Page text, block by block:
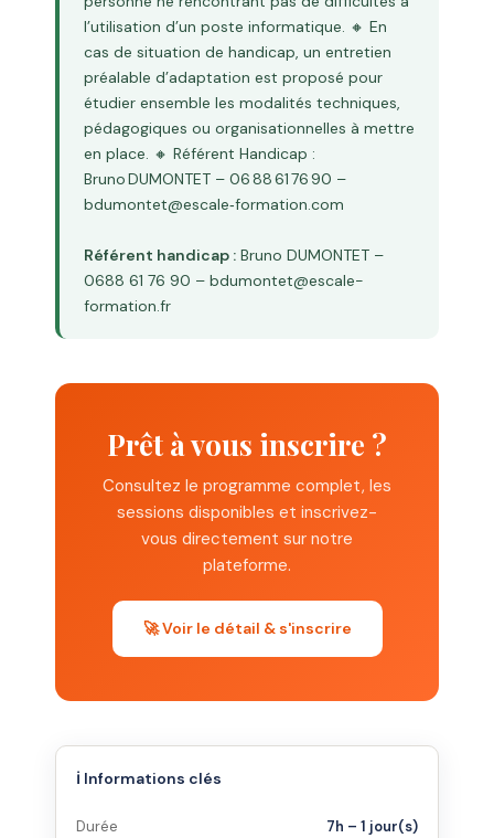
l’utilisation d’un poste informatique. 🔸 En
cas de situation de handicap, un entretien
préalable d’adaptation est proposé pour
étudier ensemble les modalités techniques,
pédagogiques ou organisationnelles à mettre
en place. 🔸 Référent Handicap :
Bruno DUMONTET – 06 88 61 76 90 –
bdumontet@escale‑formation.com
Référent handicap : Bruno DUMONTET –
0688 61 76 90 – bdumontet@escale-
formation.fr
Prêt à vous inscrire ?
Consultez le programme complet, les
sessions disponibles et inscrivez-
vous directement sur notre
plateforme.
🚀 Voir le détail & s'inscrire
ℹ️ Informations clés
Durée 7h – 1 jour(s)